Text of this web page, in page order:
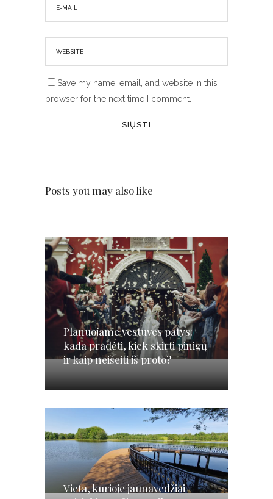
Save my name, email, and website in this
browser for the next time I comment.
Posts you may also like
Planuojame vestuves patys:
kada pradėti, kiek skirti pinigų
ir kaip neišeiti iš proto?
Vieta, kurioje jaunavedžiai